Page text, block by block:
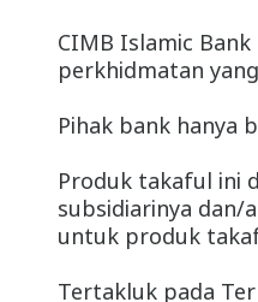
CIMB Islamic
perkhidmatan
Pihak bank hanya
Produk takaful ini
subsidiarinya dan/
untuk produk
Tertakluk pada